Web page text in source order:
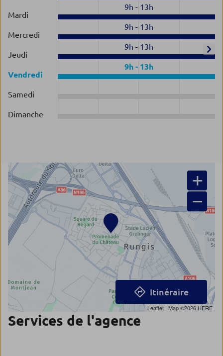
Mardi
9h - 13h
Mercredi
9h - 13h
Jeudi
9h - 13h
Vendredi
9h- 13h
Samedi
Dimanche
+
−
Leaflet | Map ©2026 HERE
Itinéraire
Services de l'agence